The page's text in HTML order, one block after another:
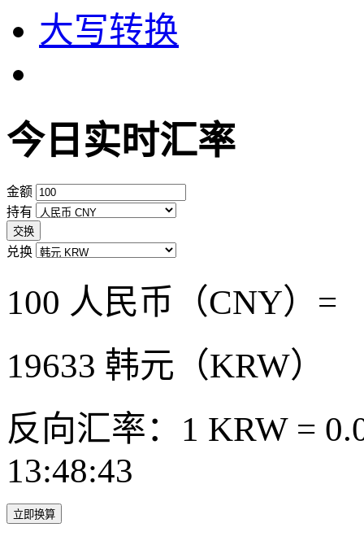
大写转换
今日实时汇率
金额
持有
交换
兑换
100 人民币（CNY）=
19633 韩元（KRW）
反向汇率：1 KRW =
13:48:43
立即换算